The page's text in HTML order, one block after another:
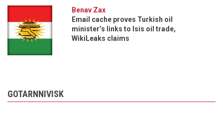
Benav Zax
Email cache proves Turkish oil
minister’s links to Isis oil trade,
WikiLeaks claims
GOTARNNIVISK